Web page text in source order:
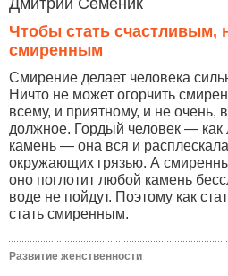
Чтобы стать счастливым,
смиренным
Смирение делает человека
Ничто не может огорчить
всему, и приятному, и не очень,
должное. Гордый человек — как
камень — она вся и
окружающих грязью. А
оно поглотит любой камень
воде не пойдут. Поэтому как
стать смиренным.
Развитие женственности